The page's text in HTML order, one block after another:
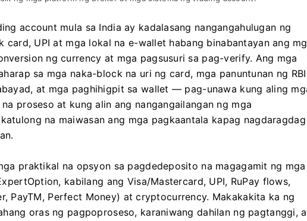
account mula sa India ay kadalasang nangangahulugan ng
card, UPI at mga lokal na e-wallet habang binabantayan ang
ng currency at mga pagsusuri sa pag-verify. Ang mga
sa mga naka-block na uri ng card, mga panuntunan ng RBI
at mga paghihigpit sa wallet — pag-unawa kung aling
proseso at kung alin ang nangangailangan ng mga
na maiwasan ang mga pagkaantala kapag nagdaragdag
praktikal na opsyon sa pagdedeposito na magagamit ng mga
kabilang ang Visa/Mastercard, UPI, RuPay flows,
PayTM, Perfect Money) at cryptocurrency. Makakakita ka ng
oras ng pagpoproseso, karaniwang dahilan ng pagtanggi,